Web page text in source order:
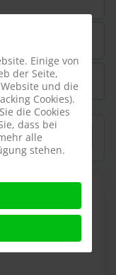
Einige von
der Seite,
und die
Cookies).
die Cookies
dass bei
alle
stehen.